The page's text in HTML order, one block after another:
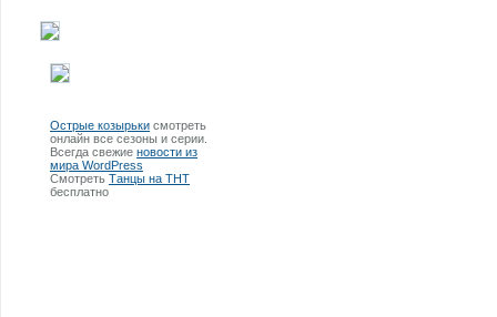
Острые козырьки смотреть
онлайн все сезоны и серии.
Всегда свежие новости из
мира WordPress
Смотреть Танцы на ТНТ
бесплатно